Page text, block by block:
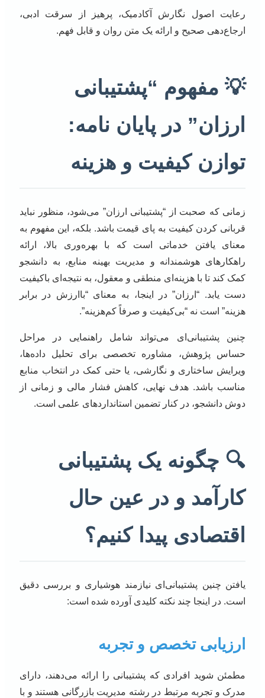
رعایت اصول نگارش آکادمیک، پرهیز از سرقت ادبی،
ارجاع‌دهی صحیح و ارائه یک متن روان و قابل فهم.
💡 مفهوم “پشتیبانی
ارزان” در پایان نامه:
توازن کیفیت و هزینه
زمانی که صحبت از “پشتیبانی ارزان” می‌شود، منظور نباید
قربانی کردن کیفیت به پای قیمت باشد. بلکه، این مفهوم به
معنای یافتن خدماتی است که با بهره‌وری بالا، ارائه
راهکارهای هوشمندانه و مدیریت بهینه منابع، به دانشجو
کمک کند تا با هزینه‌ای منطقی و معقول، به نتیجه‌ای باکیفیت
دست یابد. “ارزان” در اینجا، به معنای “باارزش در برابر
هزینه” است نه “بی‌کیفیت و صرفاً کم‌هزینه”.
چنین پشتیبانی‌ای می‌تواند شامل راهنمایی در مراحل
حساس پژوهش، مشاوره تخصصی برای تحلیل داده‌ها،
ویرایش ساختاری و نگارشی، یا حتی کمک در انتخاب منابع
مناسب باشد. هدف نهایی، کاهش فشار مالی و زمانی از
دوش دانشجو، در کنار تضمین استانداردهای علمی است.
🔍 چگونه یک پشتیبانی
کارآمد و در عین حال
اقتصادی پیدا کنیم؟
یافتن چنین پشتیبانی‌ای نیازمند هوشیاری و بررسی دقیق
است. در اینجا چند نکته کلیدی آورده شده است:
ارزیابی تخصص و تجربه
مطمئن شوید افرادی که پشتیبانی را ارائه می‌دهند، دارای
مدرک و تجربه مرتبط در رشته مدیریت بازرگانی هستند و با